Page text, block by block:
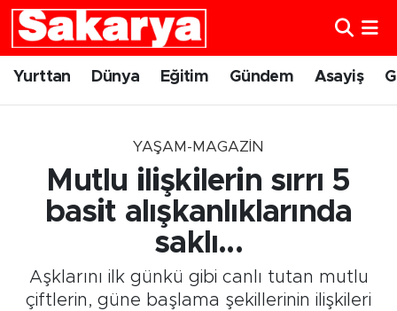
Yurttan Dünya Eğitim Gündem Asayiş
YAŞAM-MAGAZIN
Mutlu ilişkilerin sırrı 5
basit alışkanlıklarında
saklı...
Aşklarını ilk günkü gibi canlı tutan mutlu
çiftlerin, güne başlama şekillerinin ilişkileri
Yurttan
Gündem
Spor
Eskişehir Nöbetçi Eczaneler
Eskişehir Namaz Vakitleri
Eskişehir Trafik Yoğunluk Haritası
Süper Lig Puan Durumu ve Fikstür
Tüm Manşetler